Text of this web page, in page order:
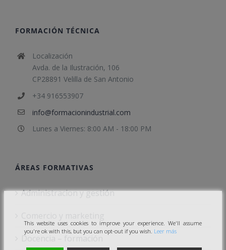
FORMACIÓN TÉCNICA
Localización
Avda. de la Ilustración, 106
CP28891 Velilla de San Antonio
+34 916553907
info@formacionindustrial.com
Lunes a Viernes: 8:00 AM - 18:00 PM
ÁREAS FORMATIVAS
Administracion y gestión
Docencia – formación
This website uses cookies to improve your experience. We'll assume
you're ok with this, but you can opt-out if you wish. Leer más